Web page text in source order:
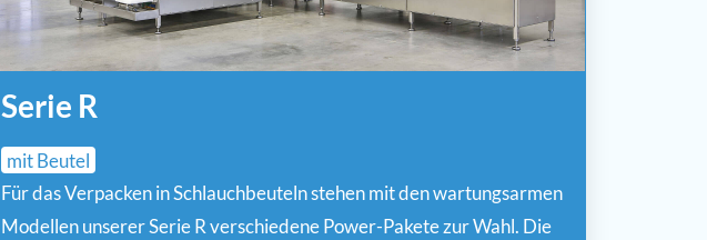
Serie R
mit Beutel
Für das Verpacken in Schlauchbeuteln stehen mit den wartungsarmen
Modellen unserer Serie R verschiedene Power-Pakete zur Wahl. Die